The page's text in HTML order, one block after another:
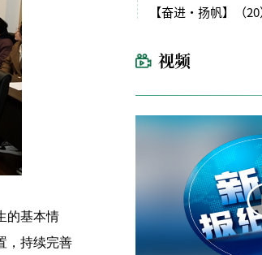
的基本情
，持续完善
视频